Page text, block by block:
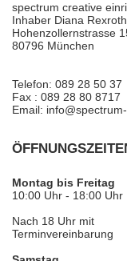
spectrum creative
Inhaber Diana
Hohenzollernstrasse
80796 München
Telefon: 089 28 50 37
Fax : 089 28 80 8717
Email:
Montag bis Freitag
10:00 Uhr - 18:00 Uhr
Nach 18 Uhr mit
Terminvereinbarung